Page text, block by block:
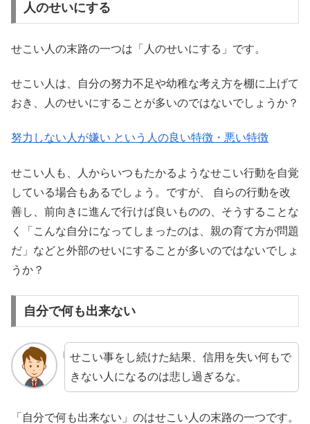
人のせいにする
せこい人の末路の一つは「人のせいにする」です。
せこい人は、自分の努力不足や幼稚な考え方を棚に上げて
おき、人のせいにすることが多いのではないでしょうか？
努力しない人が嫌い という人の良い特徴・悪い特徴
せこい人も、人からいつもたかるようなせこい行動を自覚
している場合もあるでしょう。ですが、 自らの行動を改
善し、前向きに進んで行けば良いものの、そうすることな
く「こんな自分になってしまったのは、親の育て方が問題
だ」などと外部のせいにすることが多いのではないでしょ
うか？
自分で何も出来ない
せこい事をし続けた結果、信用を失い何もで
きない人になるのは悲し過ぎるな。
「自分で何も出来ない」のはせこい人の末路の一つです。